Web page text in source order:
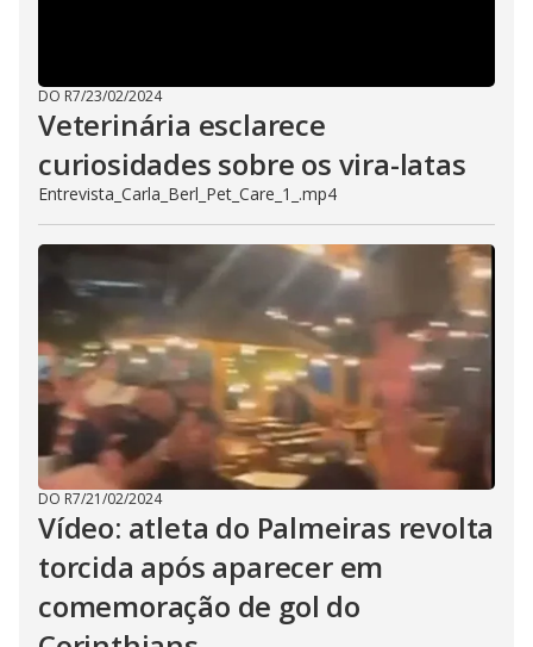
DO R7/23/02/2024
Veterinária esclarece
curiosidades sobre os vira-latas
Entrevista_Carla_Berl_Pet_Care_1_.mp4
DO R7/21/02/2024
Vídeo: atleta do Palmeiras revolta
torcida após aparecer em
comemoração de gol do